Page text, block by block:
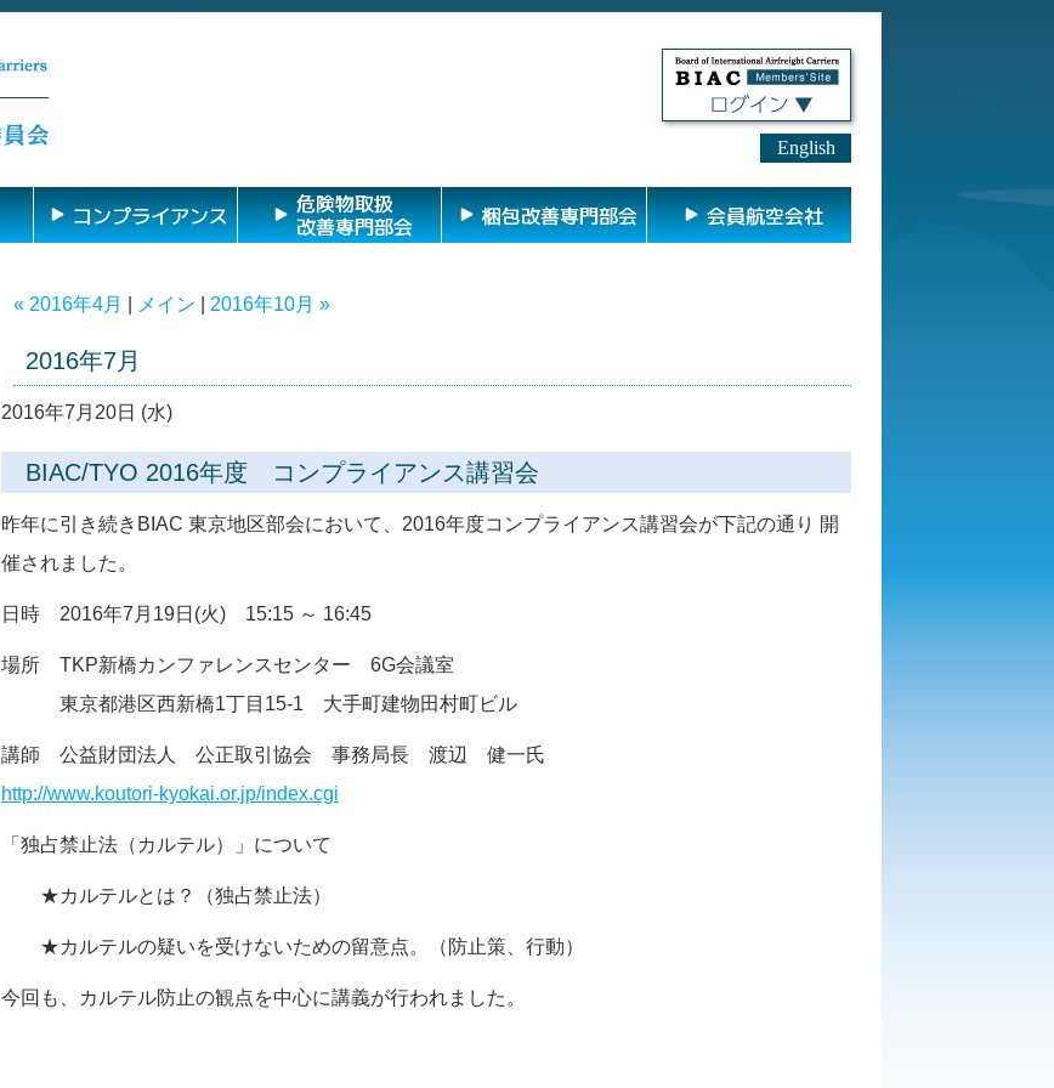
English
コンプライアンス 危険物取扱
改善専門部会 梱包改善専門部会 会員航空会社
« 2016年4月 メイン 2016年10月 »
2016年7月
2016年7月20日 (水)
BIAC/TYO 2016年度 コンプライアンス講習会
昨年に引き続きBIAC 東京地区部会において、2016年度コンプライアンス講習会が下記の通り 開
催されました。
日時 2016年7月19日(火) 15:15 ～ 16:45
場所 TKP新橋カンファレンスセンター 6G会議室
東京都港区西新橋1丁目15-1 大手町建物田村町ビル
講師 公益財団法人 公正取引協会 事務局長 渡辺 健一氏
http://www.koutori-kyokai.or.jp/index.cgi
「独占禁止法（カルテル）」について
★カルテルとは？（独占禁止法）
★カルテルの疑いを受けないための留意点。（防止策、行動）
今回も、カルテル防止の観点を中心に講義が行われました。